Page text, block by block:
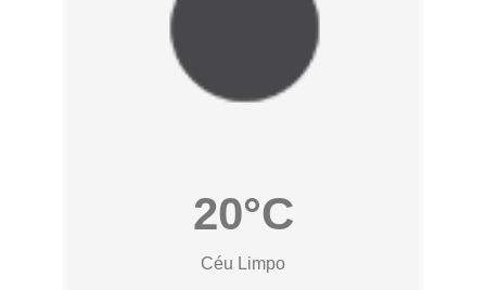
20°C
Céu Limpo